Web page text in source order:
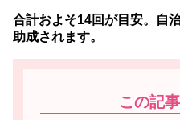
合計およそ14回が目安。自
助成されます。
この記